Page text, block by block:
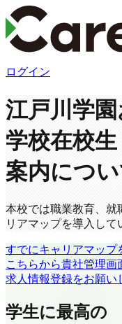
ログイン
江戸川学
学校在校
案内につ
本校では職業教育、就
リアマップを導入して
すでにキャリアマップ
こちらから貴社管理
求人情報登録をお願い
学生に最高の